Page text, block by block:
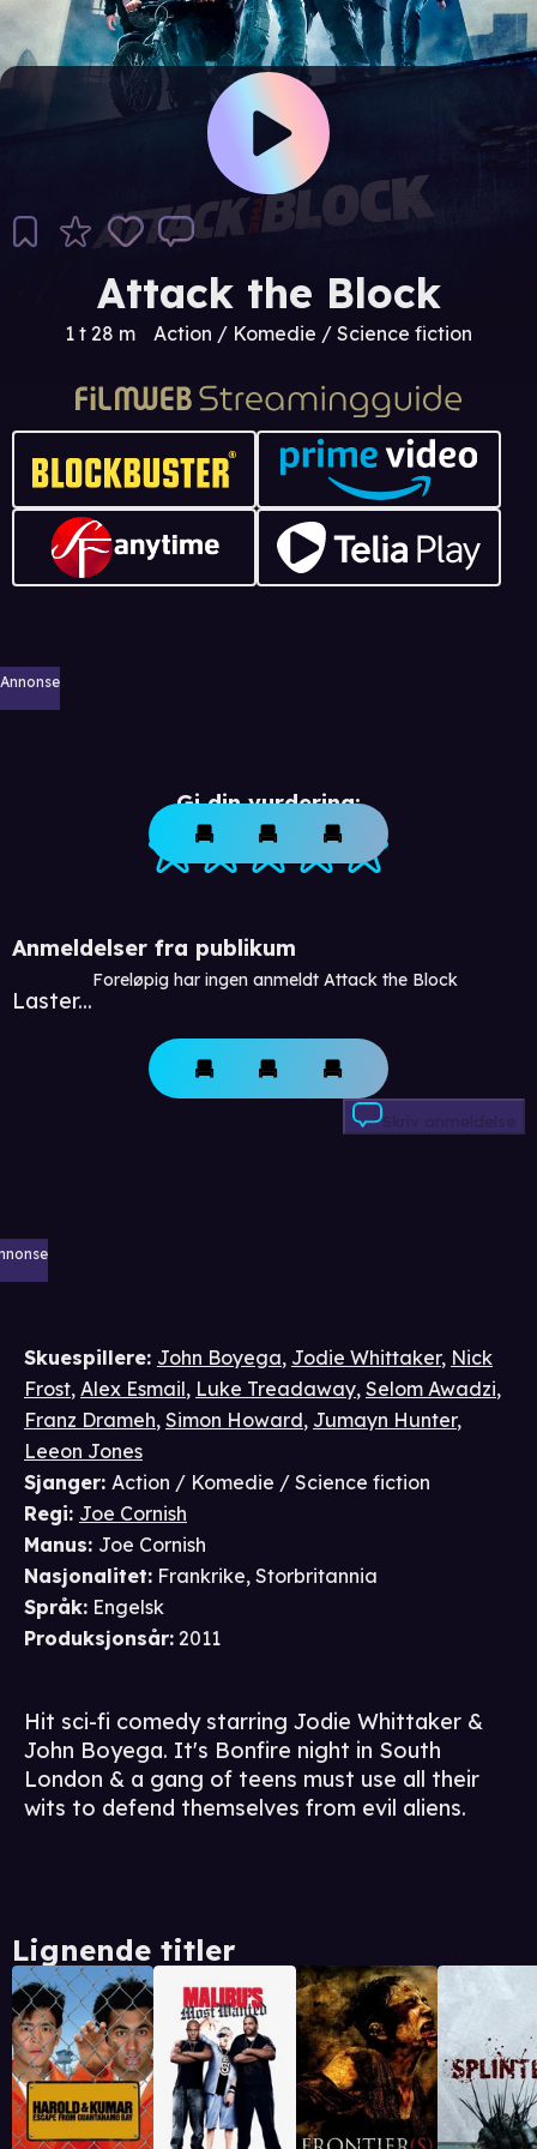
Attack the Block
1 t 28 m Action / Komedie / Science fiction
Annonse
Gi din vurdering:
Anmeldelser fra publikum
Laster...
Foreløpig har ingen anmeldt Attack the Block
Skriv anmeldelse
Skuespillere: John Boyega, Jodie Whittaker, Nick
Frost, Alex Esmail, Luke Treadaway, Selom Awadzi,
Franz Drameh, Simon Howard, Jumayn Hunter,
Leeon Jones
Sjanger: Action / Komedie / Science fiction
Regi: Joe Cornish
Manus: Joe Cornish
Nasjonalitet: Frankrike, Storbritannia
Språk: Engelsk
Produksjonsår: 2011
Hit sci-fi comedy starring Jodie Whittaker &
John Boyega. It's Bonfire night in South
London & a gang of teens must use all their
wits to defend themselves from evil aliens.
Lignende titler